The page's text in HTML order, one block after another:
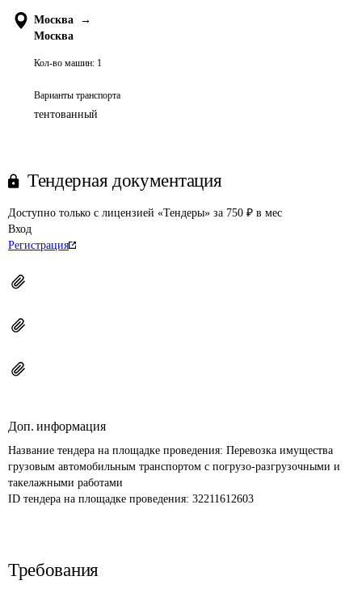
Москва
→
Москва
Кол-во машин: 1
Варианты транспорта
тентованный
Тендерная документация
Доступно только с лицензией «Тендеры» за 750 ₽ в мес
Вход
Регистрация
Доп. информация
Название тендера на площадке проведения: Перевозка имущества
грузовым автомобильным транспортом с погрузо-разгрузочными и
такелажными работами
ID тендера на площадке проведения: 32211612603
Требования